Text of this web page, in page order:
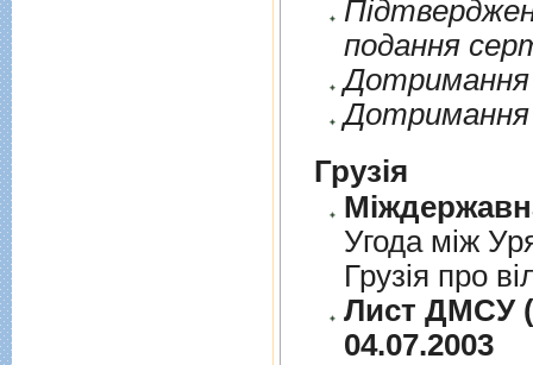
подання
Дотримання
Дотримання
Грузія
Угода між
Грузія про
Лист ДМСУ
04.07.2003